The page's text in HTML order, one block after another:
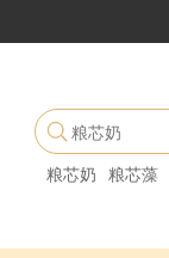
粮芯奶 粮芯藻